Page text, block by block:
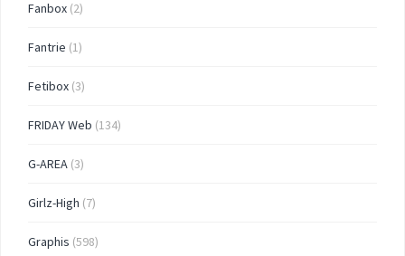
Fanbox (2)
Fantrie (1)
Fetibox (3)
FRIDAY Web (134)
G-AREA (3)
Girlz-High (7)
Graphis (598)